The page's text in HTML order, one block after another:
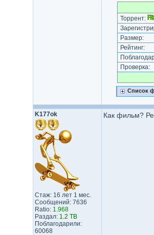
Торрент:
Размер:
Рейтинг:
Проверка:
Список
K177ok
Стаж: 16 лет 1 мес.
Сообщений: 7636
Ratio: 1.968
Раздал: 1.2 TB
Поблагодарили:
60068
Как фильм?